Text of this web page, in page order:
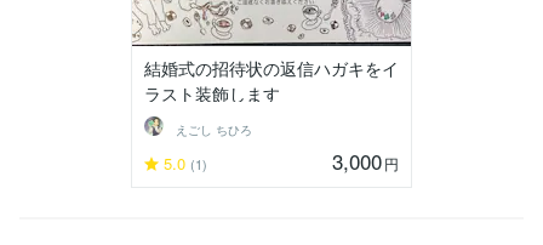
結婚式の招待状の返信ハガキをイ
ラスト装飾します
えごし ちひろ
5.0 (1) 3,000円